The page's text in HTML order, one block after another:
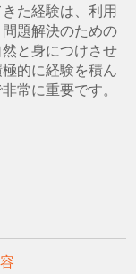
た経験は、利用
題解決のための
と身につけさせ
的に経験を積ん
常に重要です。